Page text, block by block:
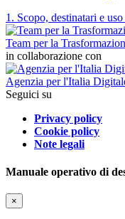
1. Scopo, destinatari e
Team per la
in collaborazione con
Agenzia per l'Italia
Seguici su
Privacy policy
Cookie policy
Note legali
Manuale operativo di
×